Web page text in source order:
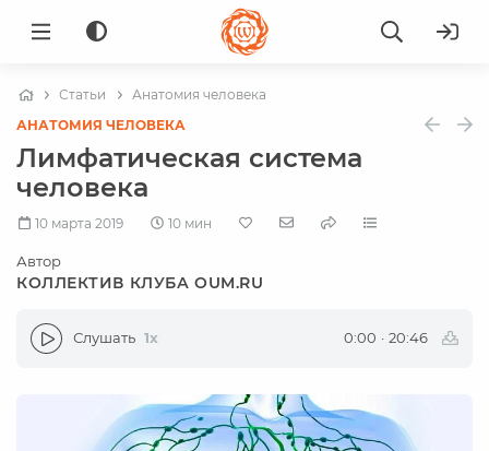
Статьи
Анатомия человека
АНАТОМИЯ ЧЕЛОВЕКА
Лимфатическая система
человека
10 марта 2019 10 мин
Автор
КОЛЛЕКТИВ КЛУБА OUM.RU
Слушать 1x 0:00 · 20:46